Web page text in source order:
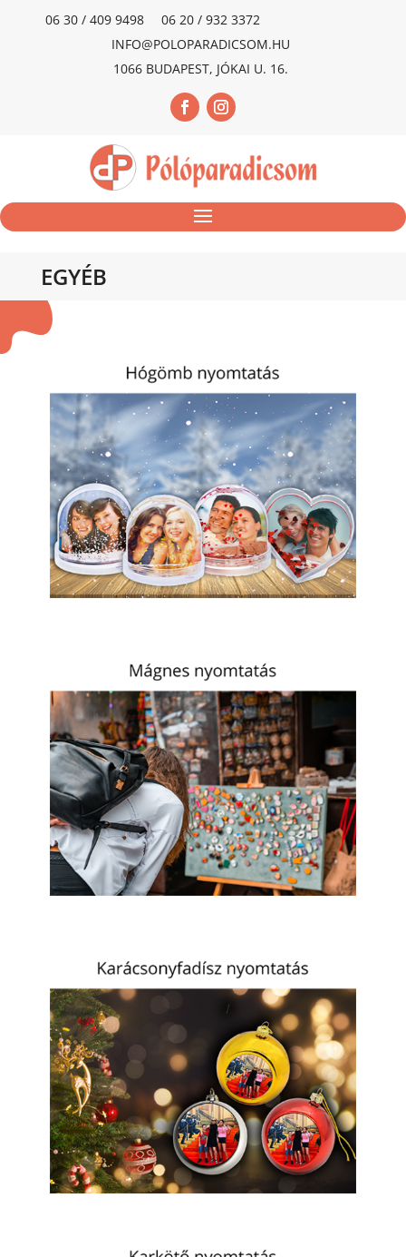
06 30 / 409 9498
06 20 / 932 3372
INFO@POLOPARADICSOM.HU
1066 BUDAPEST, JÓKAI U. 16.
EGYÉB